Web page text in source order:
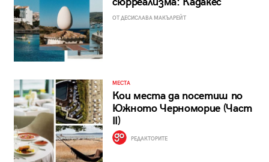
ОТ ДЕСИСЛАВА МАКЪЛРЕЙТ
МЕСТА
Кои места да посетиш по
Южното Черноморие (Част
II)
РЕДАКТОРИТЕ